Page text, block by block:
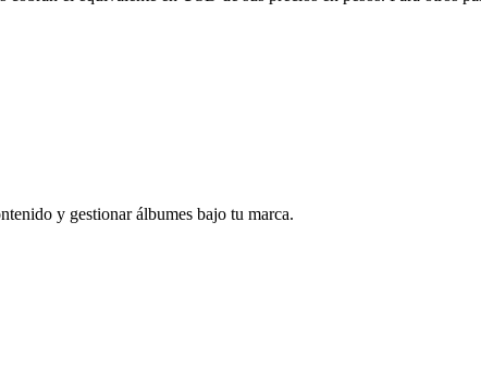
y gestionar álbumes bajo tu marca.